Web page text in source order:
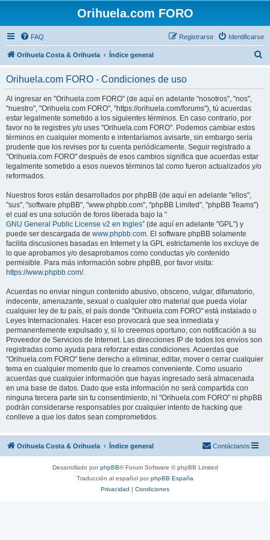
Orihuela.com FORO
FAQ Identificarse
Registrarse
Orihuela Costa & Orihuela Índice general
Orihuela.com FORO - Condiciones de uso
Al ingresar en "Orihuela.com FORO" (de aquí en adelante "nosotros", "nos",
"nuestro", "Orihuela.com FORO", "https://orihuela.com/forums"), tú acuerdas
estar legalmente sometido a los siguientes términos. En caso contrario, por
favor no te registres y/o uses "Orihuela.com FORO". Podemos cambiar estos
términos en cualquier momento e intentaríamos avisarte, sin embargo sería
prudente que los revises por tu cuenta periódicamente. Seguir registrado a
"Orihuela.com FORO" después de esos cambios significa que acuerdas estar
legalmente sometido a esos nuevos términos tal como fueron actualizados y/o
reformados.
Nuestros foros están desarrollados por phpBB (de aquí en adelante "ellos",
"sus", "software phpBB", "www.phpbb.com", "phpBB Limited", "phpBB Teams")
el cual es una solución de foros liberada bajo la “
GNU General Public License v2 en Ingles” (de aquí en adelante "GPL") y
puede ser descargada de www.phpbb.com. El software phpBB solamente
facilita discusiones basadas en Internet y la GPL estrictamente los excluye de
lo que aprobamos y/o desaprobamos como conductas y/o contenido
permisible. Para más información sobre phpBB, por favor visita:
https://www.phpbb.com/.
Acuerdas no enviar ningun contenido abusivo, obsceno, vulgar, difamatorio,
indecente, amenazante, sexual o cualquier otro material que pueda violar
cualquier ley de tu país, el país donde "Orihuela.com FORO" está instalado o
Leyes Internacionales. Hacer eso provocará que sea inmediata y
permanentemente expulsado y, si lo creemos oportuno, con notificación a su
Proveedor de Servicios de Internet. Las direcciones IP de todos los envíos son
registradas como ayuda para reforzar estas condiciones. Acuerdas que
"Orihuela.com FORO" tiene derecho a eliminar, editar, mover o cerrar cualquier
tema en cualquier momento que lo creamos conveniente. Como usuario
acuerdas que cualquier información que hayas ingresado será almacenada
en una base de datos. Dado que esta información no será compartida con
ninguna tercera parte sin tu consentimiento, ni "Orihuela.com FORO" ni phpBB
podrán considerarse responsables por cualquier intento de hacking que
conlleve a que los datos sean comprometidos.
Orihuela Costa & Orihuela Índice general Contáctanos
Desarrollado porphpBB® Forum Software © phpBB Limited
Traducción al español porphpBB España
Privacidad | Condiciones